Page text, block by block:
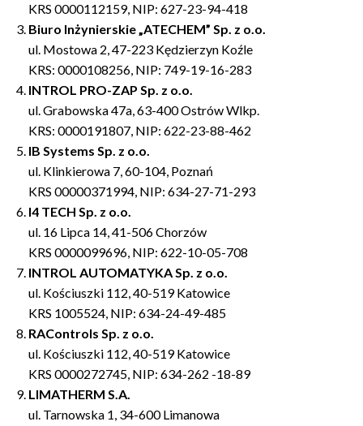
KRS 0000112159, NIP: 627-23-94-418
Biuro Inżynierskie „ATECHEM” Sp. z o.o.
ul. Mostowa 2, 47-223 Kędzierzyn Koźle
KRS: 0000108256, NIP: 749-19-16-283
INTROL PRO-ZAP Sp. z o.o.
ul. Grabowska 47a, 63-400 Ostrów Wlkp.
KRS: 0000191807, NIP: 622-23-88-462
IB Systems Sp. z o.o.
ul. Klinkierowa 7, 60-104, Poznań
KRS 00000371994, NIP: 634-27-71-293
I4 TECH Sp. z o.o.
ul. 16 Lipca 14, 41-506 Chorzów
KRS 0000099696, NIP: 622-10-05-708
INTROL AUTOMATYKASp. z o.o.
ul. Kościuszki 112, 40-519 Katowice
KRS 1005524, NIP: 634-24-49-485
RAControls Sp. z o.o.
ul. Kościuszki 112, 40-519 Katowice
KRS 0000272745, NIP: 634-262 -18-89
LIMATHERM S.A.
ul. Tarnowska 1, 34-600 Limanowa